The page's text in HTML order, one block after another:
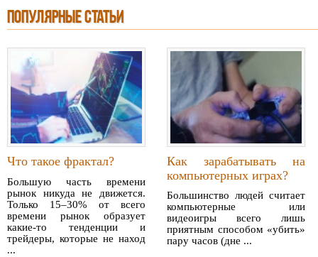
ПОПУЛЯРНЫЕ СТАТЬИ
Что такое фрактал?
Большую часть времени
рынок никуда не движется.
Только 15–30% от всего
времени рынок образует
какие-то тенденции и
трейдеры, которые не наход
...
Как зарабатывать на
компьютерных играх?
Большинство людей считает
компьютерные или
видеоигры всего лишь
приятным способом «убить»
пару часов (дне ...